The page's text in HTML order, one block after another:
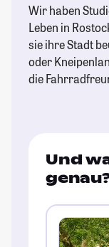
Wir haben
Leben in
sie ihre Stadt
oder
die
Und